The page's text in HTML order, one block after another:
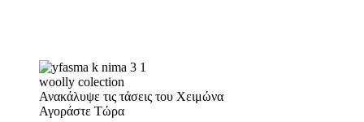
woolly colection
Ανακάλυψε τις τάσεις του Χειμώνα
Αγοράστε Τώρα